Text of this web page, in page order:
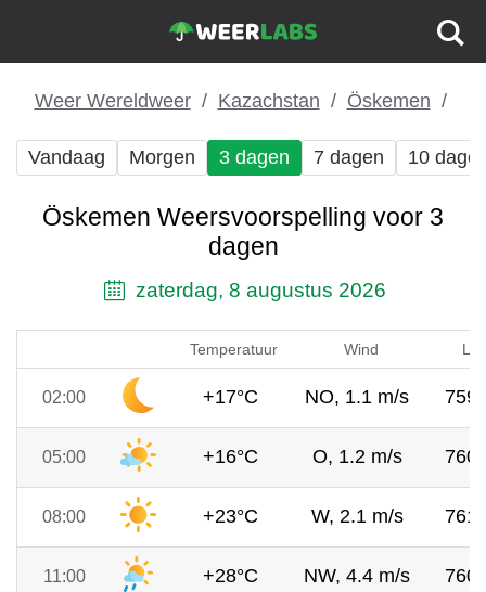
Weer Wereldweer Kazachstan Öskemen
Vandaag Morgen 3 dagen 7 dagen 10
Öskemen Weersvoorspelling voor 3
dagen
zaterdag, 8 augustus 2026
Temperatuur Wind
02:00 +17°C NO, 1.1 m/s 759
05:00 +16°C O, 1.2 m/s 760
08:00 +23°C W, 2.1 m/s 761
11:00 +28°C NW, 4.4 m/s 760